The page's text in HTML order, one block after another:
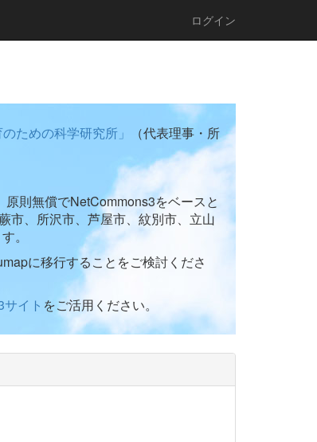
ログイン
ための科学研究所」
（代表理事・所
則無償でNetCommons3をベースと
市、所沢市、芦屋市、紋別市、立山
。
に移行することをご検討くださ
イト をご活用ください。